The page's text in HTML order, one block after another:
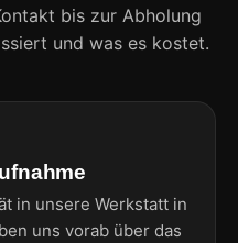
bis zur Abholung
und was es kostet.
in unsere Werkstatt in
uns vorab über das